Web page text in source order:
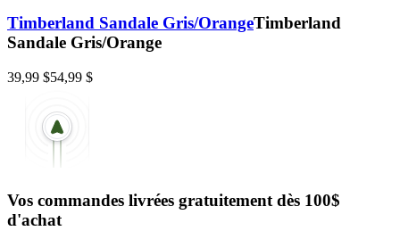
Timberland Sandale Gris/OrangeTimberland
Sandale Gris/Orange
39,99 $54,99 $
Vos commandes livrées gratuitement dès 100$
d'achat